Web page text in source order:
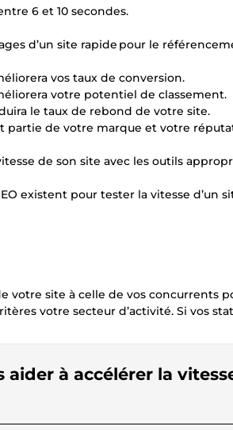
6 et 10 secondes.
d’un site rapide pour le
vos taux de conversion.
votre potentiel de classement.
le taux de rebond de votre site.
partie de votre marque et votre
de son site avec les outils
existent pour tester la vitesse d’un
votre site à celle de vos
votre secteur d’activité. Si vos
aider à accélérer la